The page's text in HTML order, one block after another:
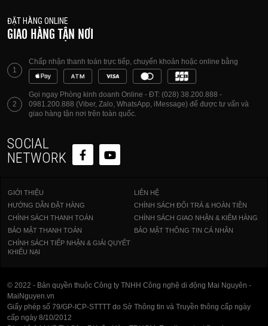
ĐẶT HÀNG ONLINE
GIAO HÀNG TẬN NƠI
1
Chấp nhận thanh toán trực tiếp, chuyển khoản hoặc online bằng
2
Gọi ngay Phòng kinh doanh Online - ĐT: (028) 38.200.888 -
0981.200.888 (Viber, Zalo, WhatsApp, iMessage) để được tư vấn và
giao hàng tận nơi trên toàn quốc.
SOCIAL
NETWORK
GIỚI THIỆU
LIÊN HỆ
HƯỚNG DẪN ĐẶT HÀNG
CHÍNH SÁCH ĐỔI TRẢ & HOÀN TIỀN
CHÍNH SÁCH THANH TOÁN
CHÍNH SÁCH GIAO NHẬN & KIỂM HÀNG
BẢO MẬT THANH TOÁN
BẢO MẬT THÔNG TIN CÁ NHÂN
CHÍNH SÁCH TIẾP NHẬN & GIẢI QUYẾT
KHIẾU NẠI
© 2022 - Bản quyền thuộc Công ty TNHH Công nghệ di động Mai Nguyên -
MaiNguyen.vn
Giấy phép số 79/GP-ICP-STTTT do Sở Thông tin và Truyền thông cấp ngày
cấp ngày 8/10/2012